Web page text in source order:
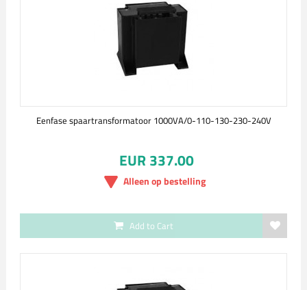
Eenfase spaartransformatoor 1000VA/0-110-130-230-240V
EUR 337.00
Alleen op bestelling
Add to Cart